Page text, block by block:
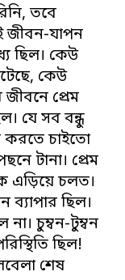
তবে
জীবন-যাপন
ছিল। কেউ
কেউ
প্রেম
যে সব বন্ধু
করতে চাইতো
টানা। প্রেম
এড়িয়ে চলত।
ছিল।
না। চুম্বন-টুম্বন
ছিল!
শেষ